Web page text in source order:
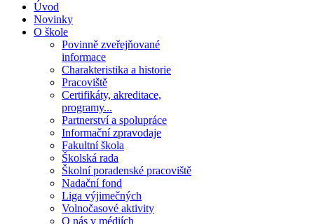
Úvod
Novinky
O škole
Povinně zveřejňované
informace
Charakteristika a historie
Pracoviště
Certifikáty, akreditace,
programy...
Partnerství a spolupráce
Informační zpravodaje
Fakultní škola
Školská rada
Školní poradenské pracoviště
Nadační fond
Liga výjimečných
Volnočasové aktivity
O nás v médiích